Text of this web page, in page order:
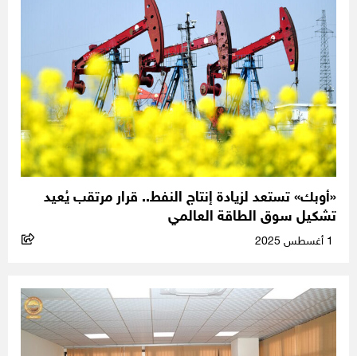
«أوبك» تستعد لزيادة إنتاج النفط.. قرار مرتقب يُعيد
تشكيل سوق الطاقة العالمي